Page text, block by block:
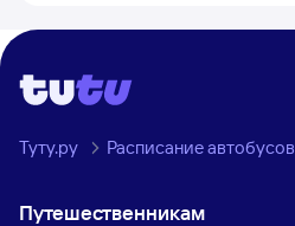
Туту.ру Расписание автобусов
Путешественникам